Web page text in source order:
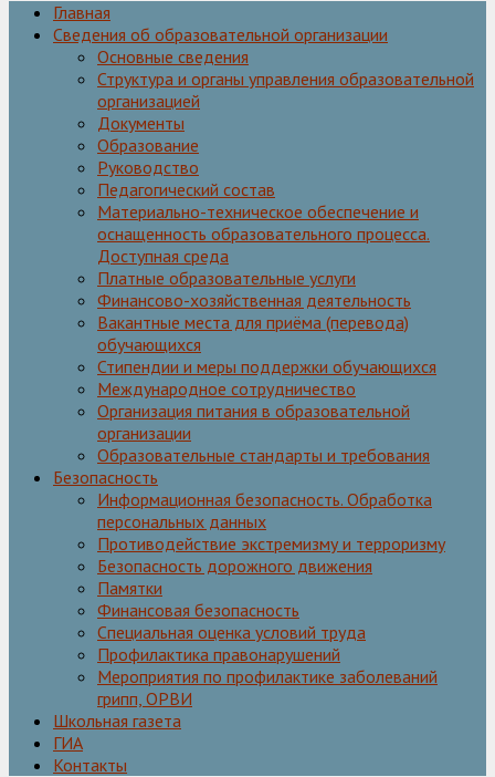
Главная
Сведения об образовательной организации
Основные сведения
Структура и органы управления образовательной
организацией
Документы
Образование
Руководство
Педагогический состав
Материально-техническое обеспечение и
оснащенность образовательного процесса.
Доступная среда
Платные образовательные услуги
Финансово-хозяйственная деятельность
Вакантные места для приёма (перевода)
обучающихся
Стипендии и меры поддержки обучающихся
Международное сотрудничество
Организация питания в образовательной
организации
Образовательные стандарты и требования
Безопасность
Информационная безопасность. Обработка
персональных данных
Противодействие экстремизму и терроризму
Безопасность дорожного движения
Памятки
Финансовая безопасность
Специальная оценка условий труда
Профилактика правонарушений
Мероприятия по профилактике заболеваний
грипп, ОРВИ
Школьная газета
ГИА
Контакты